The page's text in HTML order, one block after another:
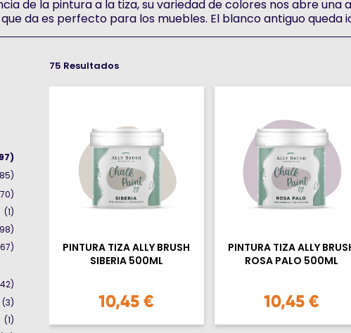
de la pintura a la tiza, su variedad de colores nos abre
da es perfecto para los muebles. El blanco antiguo queda
(1)
(3)
(1)
75 Resultados
PINTURA TIZA ALLY BRUSH
SIBERIA 500ML
10,45 €
PINTURA TIZA ALLY
ROSA PALO 500ML
10,45 €